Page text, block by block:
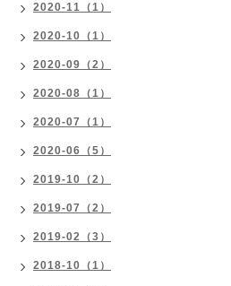
2020-11（1）
2020-10（1）
2020-09（2）
2020-08（1）
2020-07（1）
2020-06（5）
2019-10（2）
2019-07（2）
2019-02（3）
2018-10（1）